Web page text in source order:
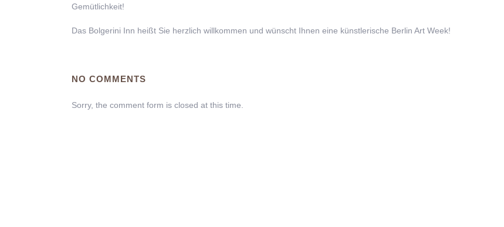
Gemütlichkeit!
Das Bolgerini Inn heißt Sie herzlich willkommen und wünscht Ihnen eine künstlerische Berlin Art Week!
NO COMMENTS
Sorry, the comment form is closed at this time.